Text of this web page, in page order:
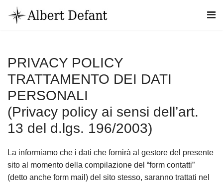
PRIVACY POLICY
TRATTAMENTO DEI DATI
PERSONALI
(Privacy policy ai sensi dell’art.
13 del d.lgs. 196/2003)
La informiamo che i dati che fornirà al gestore del presente
sito al momento della compilazione del “form contatti”
(detto anche form mail) del sito stesso, saranno trattati nel